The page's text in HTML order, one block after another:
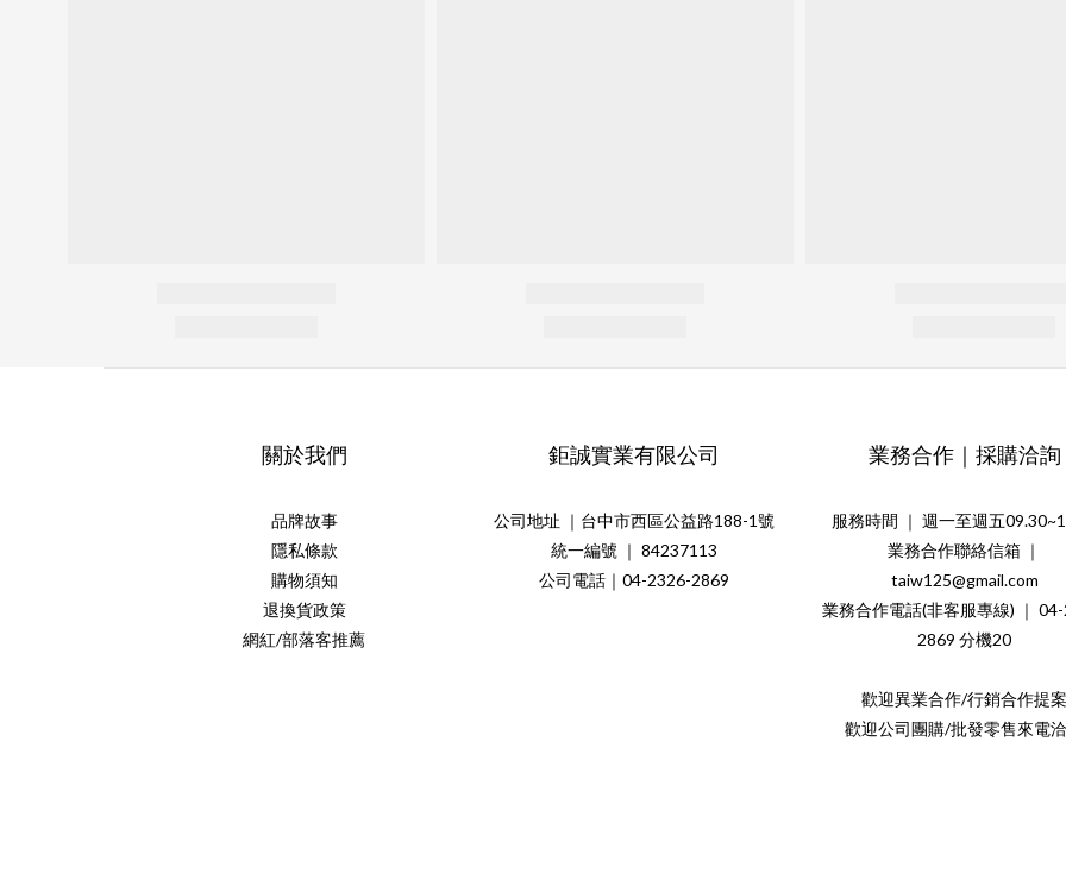
關於我們
品牌故事
隱私條款
購物須知
退換貨政策
網紅/部落客推薦
鉅誠實業有限公司
公司地址 ｜台中市西區公益路188-1號
統一編號 ｜ 84237113
公司電話｜04-2326-2869
業務合作｜採購洽詢
服務時間 ｜ 週一至週五
業務合作聯絡信箱 ｜
taiw125@gmail.com
業務合作電話(非客服專線) ｜
2869 分機20
歡迎異業合作/行銷合作提
歡迎公司團購/批發零售來電